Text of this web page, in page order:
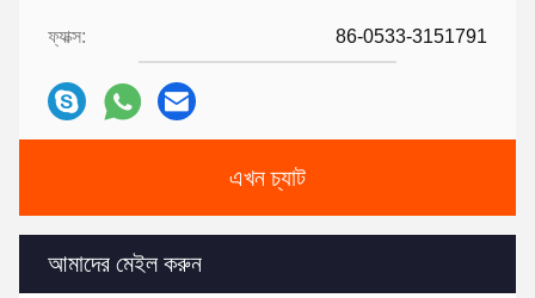
ফ্যাক্স: 86-0533-3151791
এখন চ্যাট
আমাদের মেইল ​​করুন